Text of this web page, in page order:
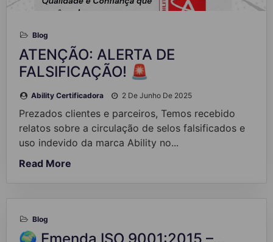
Blog
ATENÇÃO: ALERTA DE
FALSIFICAÇÃO! 🚨
Ability Certificadora 2 De Junho De 2025
Prezados clientes e parceiros, Temos recebido
relatos sobre a circulação de selos falsificados e
uso indevido da marca Ability no...
Read More
Blog
🌍 Emenda ISO 9001:2015 –…